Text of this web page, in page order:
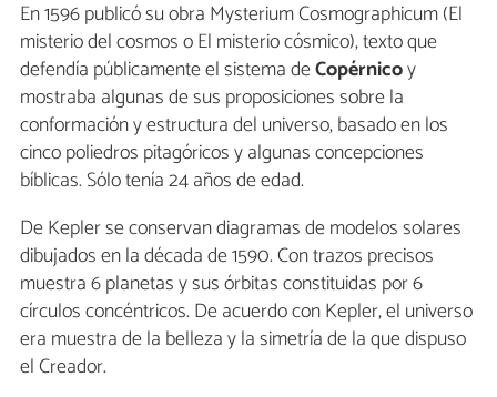
En 1596 publicó su obra Mysterium Cosmographicum (El
misterio del cosmos o El misterio cósmico), texto que
defendía públicamente el sistema deCopérnicoy
mostraba algunas de sus proposiciones sobre la
conformación y estructura del universo, basado en los
cinco poliedros pitagóricos y algunas concepciones
bíblicas. Sólo tenía 24 años de edad.
De Kepler se conservan diagramas de modelos solares
dibujados en la década de 1590. Con trazos precisos
muestra 6 planetas y sus órbitas constituidas por 6
círculos concéntricos. De acuerdo con Kepler, el universo
era muestra de la belleza y la simetría de la que dispuso
el Creador.